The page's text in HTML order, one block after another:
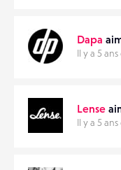
Dapa
Il y a 5
Lense
Il y a 5